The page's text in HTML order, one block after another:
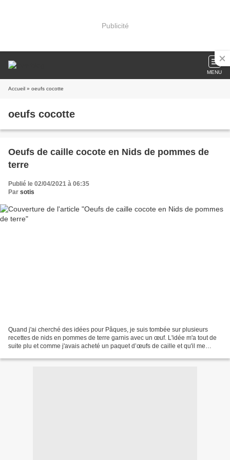
Publicité
MENU
Accueil » oeufs cocotte
oeufs cocotte
Oeufs de caille cocote en Nids de pommes de
terre
Publié le 02/04/2021 à 06:35
Par sotis
Quand j'ai cherché des idées pour Pâques, je suis tombée sur plusieurs
recettes de nids en pommes de terre garnis avec un œuf. L'idée m'a tout de
suite plu et comme j'avais acheté un paquet d’œufs de caille et qu'il me